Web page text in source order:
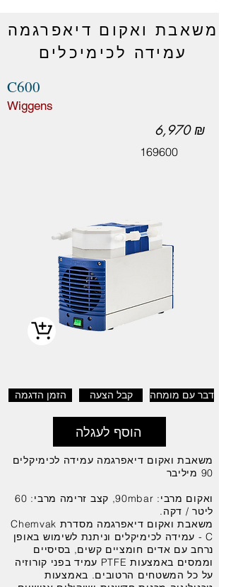
משאבת ואקום דיאפרגמה
עמידה לכימיכלים
C600
Wiggens
6,970 ₪
169600
הזמן הדגמה קבל הצעה דבר עם מומחה
הוסף לעגלה
משאבת ואקום דיאפרגמה עמידה לכימיקלים
90 מיליבר
ואקום מרבי: 90mbar, קצב זרימה מרבי: 60
ליטר / דקה.
משאבת ואקום דיאפרגמה מסדרת Chemvak
C - עמידה לכימיקלים וניתנת לשימוש באופן
נרחב עם אדים חומציים קשים, בסיסיים
וממסים באמצעות PTFE עמיד בפני קורוזיה
על כל המשטחים הרטובים. באמצעות